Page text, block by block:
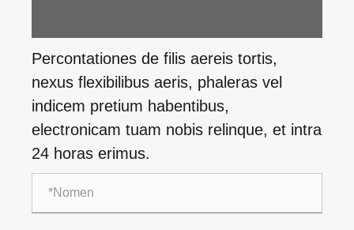
Percontationes de filis aereis tortis,
nexus flexibilibus aeris, phaleras vel
indicem pretium habentibus,
electronicam tuam nobis relinque, et intra
24 horas erimus.